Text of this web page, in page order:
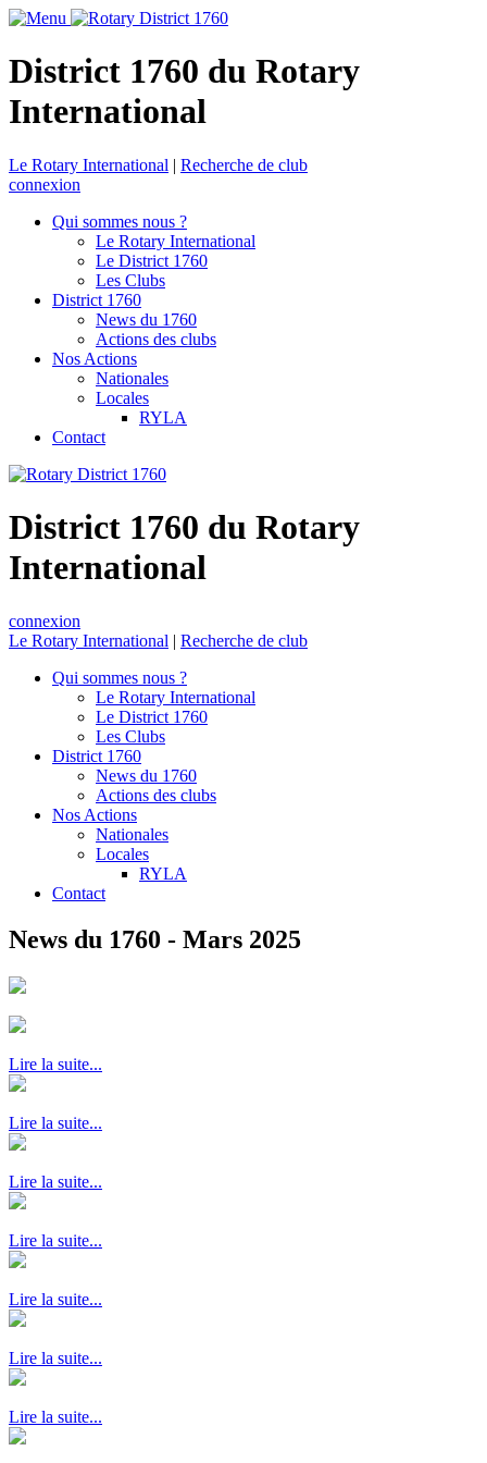
District 1760 du Rotary
International
Le Rotary International | Recherche de club
connexion
Qui sommes nous ?
Le Rotary International
Le District 1760
Les Clubs
District 1760
News du 1760
Actions des clubs
Nos Actions
Nationales
Locales
RYLA
Contact
District 1760 du Rotary
International
connexion
Le Rotary International | Recherche de club
Qui sommes nous ?
Le Rotary International
Le District 1760
Les Clubs
District 1760
News du 1760
Actions des clubs
Nos Actions
Nationales
Locales
RYLA
Contact
News du 1760 - Mars 2025
Lire la suite...
Lire la suite...
Lire la suite...
Lire la suite...
Lire la suite...
Lire la suite...
Lire la suite...